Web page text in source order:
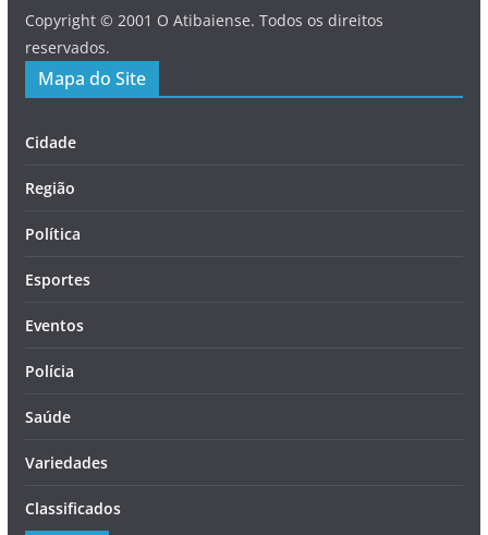
Copyright © 2001 O Atibaiense. Todos os direitos
reservados.
Mapa do Site
Cidade
Região
Política
Esportes
Eventos
Polícia
Saúde
Variedades
Classificados